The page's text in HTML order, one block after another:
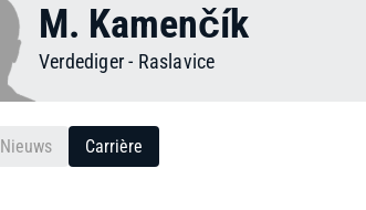
M. Kamenčík
Verdediger- Raslavice
Nieuws Carrière